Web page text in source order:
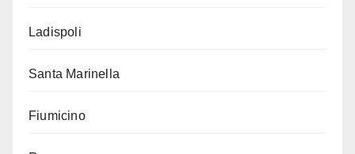
Ladispoli
Santa Marinella
Fiumicino